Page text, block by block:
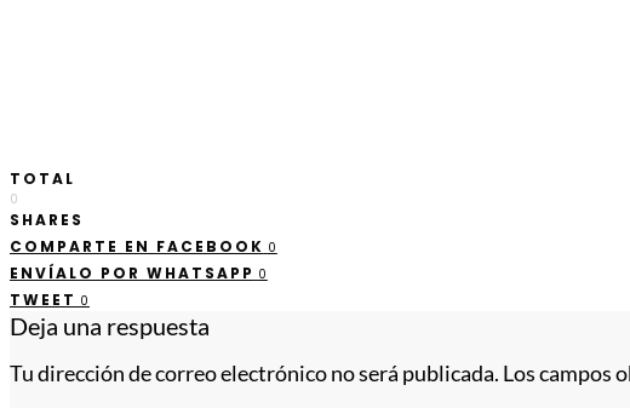
TOTAL
0
SHARES
COMPARTE EN FACEBOOK 0
ENVÍALO POR WHATSAPP 0
TWEET 0
Deja una respuesta
Tu dirección de correo electrónico no será publicada. Los campos